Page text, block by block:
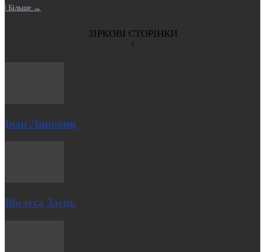
| Більше →
ЗІРКОВІ СТОРІНКИ
Іван Липовик
Віолета Заєць